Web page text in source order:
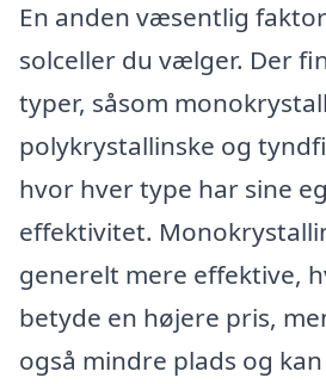
En anden væsentlig
solceller du vælger. Der
typer, såsom
polykrystallinske og
hvor hver type har sine
effektivitet.
generelt mere effektive,
betyde en højere pris,
også mindre plads og